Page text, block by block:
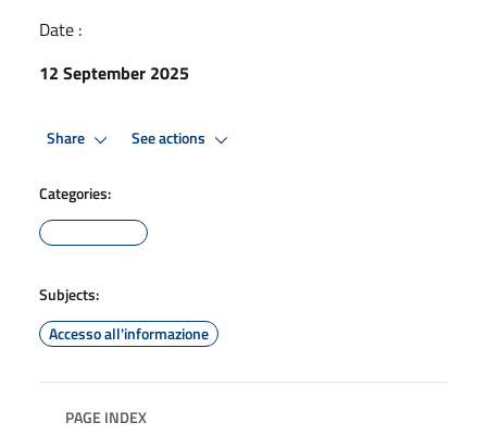
Date :
12 September 2025
Share See actions
Categories:
Subjects:
Accesso all'informazione
PAGE INDEX